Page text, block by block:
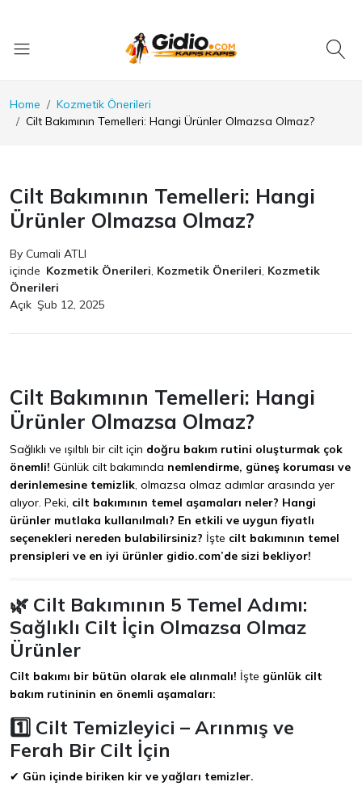
Home
Kozmetik Önerileri
Cilt Bakımının Temelleri: Hangi Ürünler Olmazsa Olmaz?
Cilt Bakımının Temelleri: Hangi
Ürünler Olmazsa Olmaz?
By Cumali ATLI
içinde Kozmetik Önerileri, Kozmetik Önerileri, Kozmetik
Önerileri
Açık Şub 12, 2025
Cilt Bakımının Temelleri: Hangi
Ürünler Olmazsa Olmaz?
Sağlıklı ve ışıltılı bir cilt için doğru bakım rutini oluşturmak çok
önemli! Günlük cilt bakımında nemlendirme, güneş koruması ve
derinlemesine temizlik, olmazsa olmaz adımlar arasında yer
alıyor. Peki, cilt bakımının temel aşamaları neler? Hangi
ürünler mutlaka kullanılmalı? En etkili ve uygun fiyatlı
seçenekleri nereden bulabilirsiniz? İşte cilt bakımının temel
prensipleri ve en iyi ürünler gidio.com’de sizi bekliyor!
🌿 Cilt Bakımının 5 Temel Adımı:
Sağlıklı Cilt İçin Olmazsa Olmaz
Ürünler
Cilt bakımı bir bütün olarak ele alınmalı! İşte günlük cilt
bakım rutininin en önemli aşamaları:
1️⃣ Cilt Temizleyici – Arınmış ve
Ferah Bir Cilt İçin
✔ Gün içinde biriken kir ve yağları temizler.